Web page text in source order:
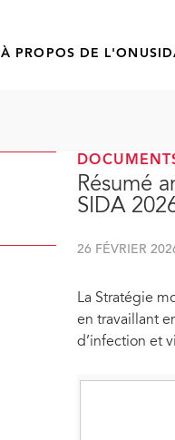
À PROPOS DE
Résumé
SIDA
26 FÉVRIER
La Stratégie
en travaillant
d’infection et